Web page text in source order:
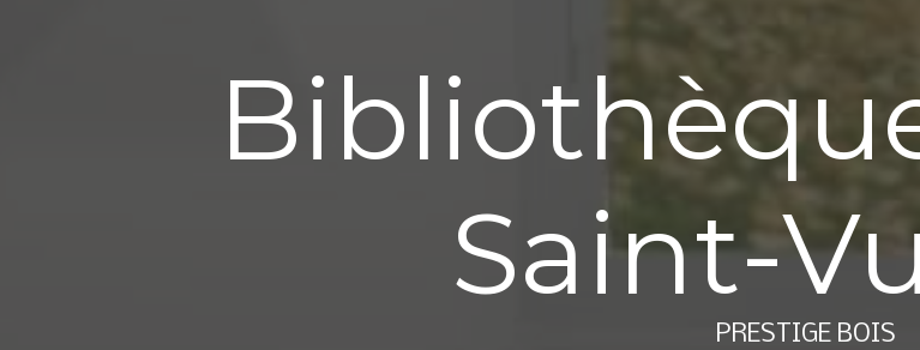
Saint-
PRESTIGE BOIS